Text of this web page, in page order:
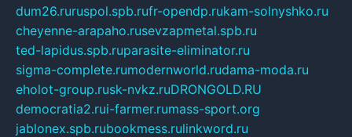
dum26.ruruspol.spb.rufr-opendp.rukam-solnyshko.ru
cheyenne-arapaho.rusevzapmetal.spb.ru
ted-lapidus.spb.ruparasite-eliminator.ru
sigma-complete.rumodernworld.rudama-moda.ru
eholot-group.rusk-nvkz.ruDRONGOLD.RU
democratia2.rui-farmer.rumass-sport.org
jablonex.spb.rubookmess.rulinkword.ru